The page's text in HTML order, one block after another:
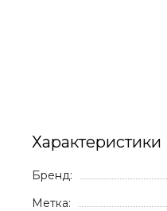
Характеристики
Бренд:
Метка: